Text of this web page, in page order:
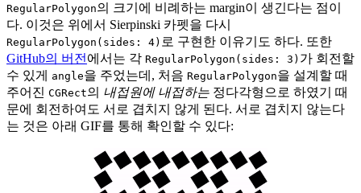
RegularPolygon의 크기에 비례하는 margin이 생긴다는 점이
다. 이것은 위에서 Sierpinski 카펫을 다시
RegularPolygon(sides: 4) 로 구현한 이유기도 하다. 또한
GitHub의 버전 에서는 각 RegularPolygon(sides: 3) 가 회전할
수 있게
angle을 주었는데, 처음 RegularPolygon을 설계할 때
주어진 CGRect의 내접원에 내접하는 정다각형으로 하였기 때
문에 회전하여도 서로 겹치지 않게 된다. 서로 겹치지 않는다
는 것은 아래 GIF를 통해 확인할 수 있다: